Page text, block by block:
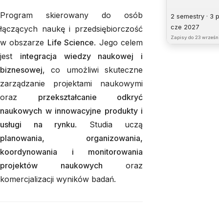
2 semestry · 3
cze 2027
Zapisy do 23
Program skierowany do osób
łączących naukę i przedsiębiorczość
w obszarze Life Science. Jego celem
jest integracja wiedzy naukowej i
biznesowej, co umożliwi skuteczne
zarządzanie projektami naukowymi
oraz przekształcanie odkryć
naukowych w innowacyjne produkty i
usługi na rynku. Studia uczą
planowania, organizowania,
koordynowania i monitorowania
projektów naukowych oraz
komercjalizacji wyników badań.